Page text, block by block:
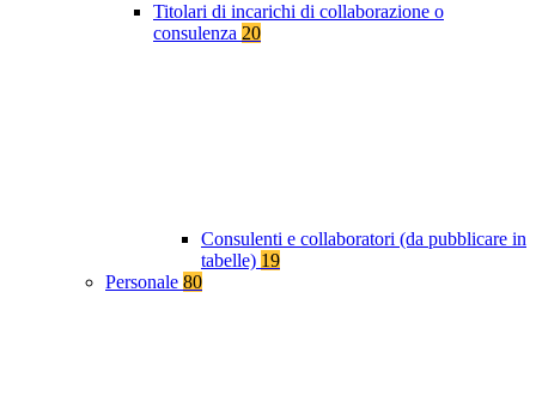
Titolari di incarichi di collaborazione o
consulenza 20
Consulenti e collaboratori (da pubblicare in
tabelle) 19
Personale 80